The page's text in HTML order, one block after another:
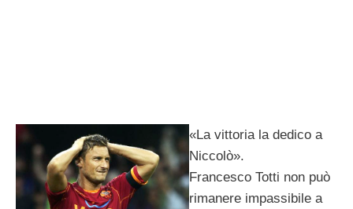
«La vittoria la dedico a
Niccolò».
Francesco Totti non può
rimanere impassibile a